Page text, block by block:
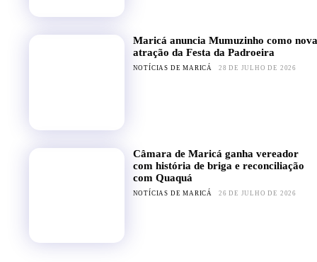
Maricá anuncia Mumuzinho como nova
atração da Festa da Padroeira
NOTÍCIAS DE MARICÁ 28 DE JULHO DE 2026
Câmara de Maricá ganha vereador
com história de briga e reconciliação
com Quaquá
NOTÍCIAS DE MARICÁ 26 DE JULHO DE 2026